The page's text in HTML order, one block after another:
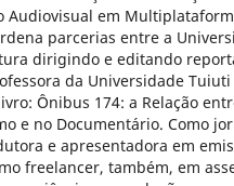
Audiovisual em
parcerias entre a
dirigindo e editando
da Universidade
Ônibus 174: a Relação
e no Documentário. Como
e apresentadora em
freelancer, também, em